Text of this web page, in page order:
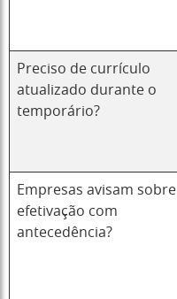
Preciso de currículo
atualizado durante o
temporário?
Empresas avisam sobre
efetivação com
antecedência?